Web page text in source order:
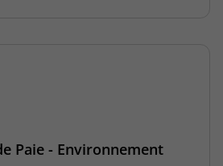
Paie - Environnement